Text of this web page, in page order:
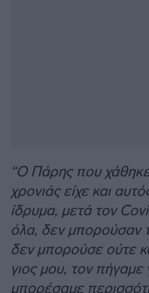
“Ο Πάρης που
χρονιάς είχε και
ίδρυμα, μετά τον
όλα, δεν μπορούσαν
δεν μπορούσε ούτε
γιος μου, τον πήγαμε
μπορέσαμε